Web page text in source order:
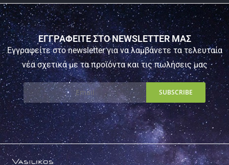
ΕΓΓΡΑΦΕΙΤΕ ΣΤΟ NEWSLETTER ΜΑΣ
Εγγραφείτε στο newsletter για να λαμβάνετε τα τελευταία
νέα σχετικά με τα προϊόντα και τις πωλήσεις μας